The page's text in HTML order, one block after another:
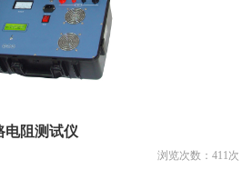
电阻测试仪
浏览次数： 411次